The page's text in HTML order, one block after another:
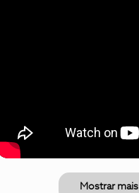
Mostrar mais